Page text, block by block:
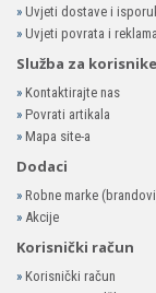
» Uvjeti dostave i
» Uvjeti povrata i
Služba za korisnike
» Kontaktirajte nas
» Povrati artikala
» Mapa site-a
Dodaci
» Robne marke
» Akcije
Korisnički račun
» Korisnički račun